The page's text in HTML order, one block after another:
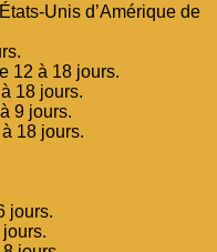
Unis d’Amérique de
12 à 18 jours.
18 jours.
9 jours.
18 jours.
jours.